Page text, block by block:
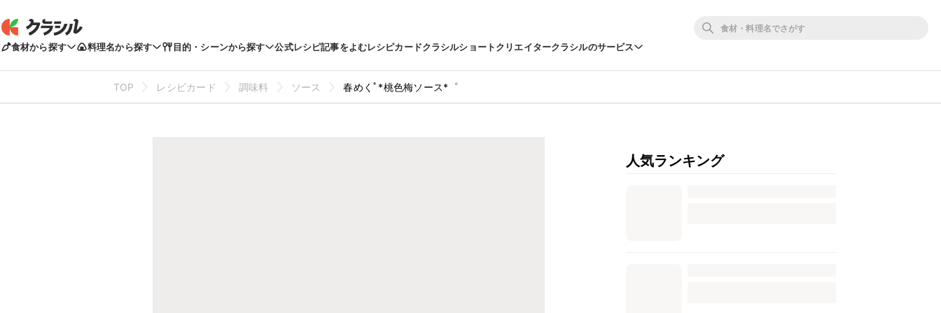
食材から探す 料理名から探す 目的・シーンから探す 公式レシピ記事をよむレシピカードクラシルショートクリエイタークラシルのサービス
TOP レシピカード 調味料 ソース 春めくﾟ*桃色梅ソース*゜
人気ランキング